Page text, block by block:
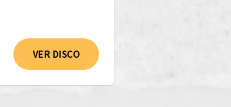
VER DISCO